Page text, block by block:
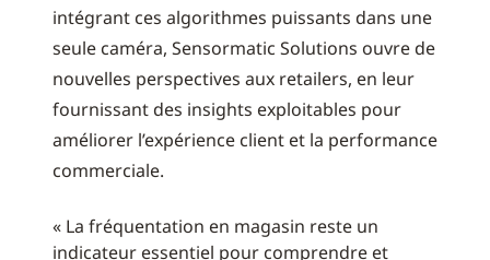
intégrant ces algorithmes puissants dans une
seule caméra, Sensormatic Solutions ouvre de
nouvelles perspectives aux retailers, en leur
fournissant des insights exploitables pour
améliorer l’expérience client et la performance
commerciale.
« La fréquentation en magasin reste un
indicateur essentiel pour comprendre et